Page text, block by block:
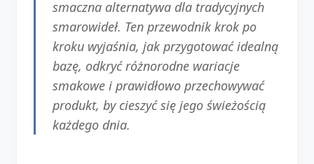
smaczna alternatywa dla tradycyjnych
smarowideł. Ten przewodnik krok po
kroku wyjaśnia, jak przygotować idealną
bazę, odkryć różnorodne wariacje
smakowe i prawidłowo przechowywać
produkt, by cieszyć się jego świeżością
każdego dnia.